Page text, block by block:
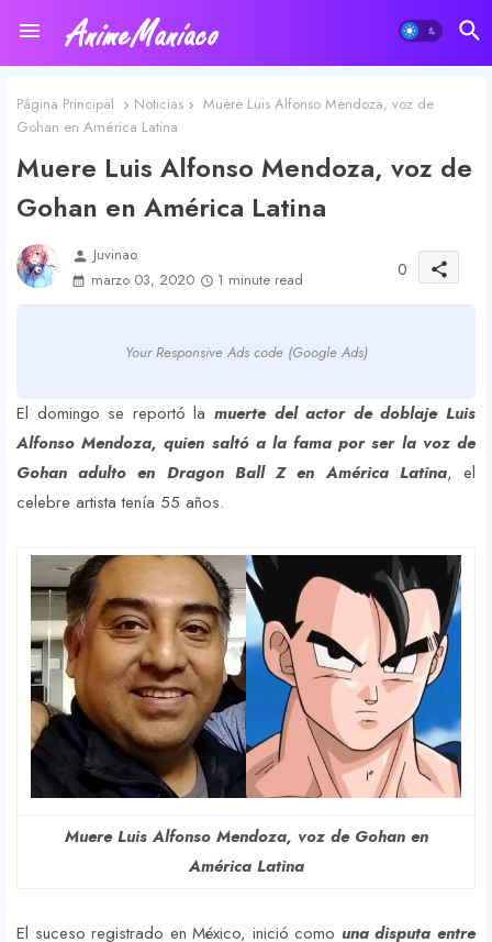
Página Principal Noticias
Muere Luis Alfonso Mendoza, voz de
Gohan en América Latina
Muere Luis Alfonso Mendoza, voz de
Gohan en América Latina
person Juvinao
marzo 03, 2020
1 minute read 0 share
Your Responsive Ads code (Google Ads)
El domingo se reportó la muerte del actor de doblaje Luis
Alfonso Mendoza, quien saltó a la fama por ser la voz de
Gohan adulto en Dragon Ball Z en América Latina, el
celebre artista tenía 55 años.
Muere Luis Alfonso Mendoza, voz de Gohan en
América Latina
El suceso registrado en México, inició como una disputa entre